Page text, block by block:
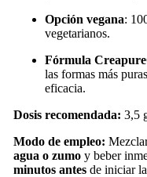
Opción vegana:
vegetarianos.
Fórmula
las formas más
eficacia.
Dosis recomendada: 3,5
Modo de empleo:
agua o zumoy beber
minutos antesde iniciar